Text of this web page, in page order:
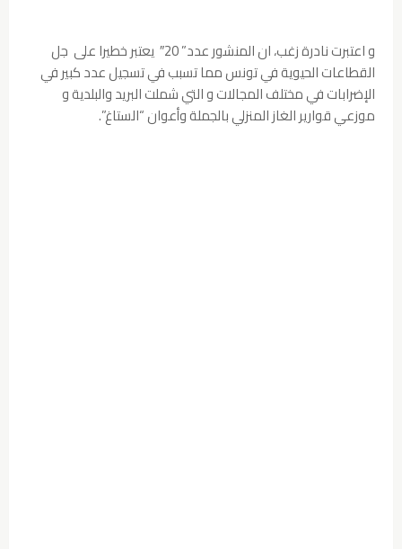
و اعتبرت نادرة زغب، ان المنشور عدد” 20″ يعتبر خطيرا على جل
القطاعات الحيوية في تونس مما تسبب في تسجيل عدد كبير في
الإضرابات في مختلف المجالات و التي شملت البريد والبلدية و
موزعي قوارير الغاز المنزلي بالجملة وأعوان “الستاغ”.